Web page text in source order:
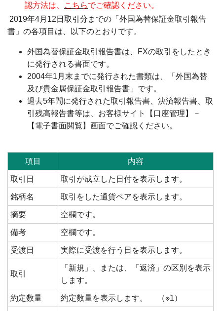
認方法は、
こちらでご確認ください。
2019年4月12日取引分までの「外国為替保証金取引報告
書」の各項目は、以下のとおりです。
外国為替保証金取引報告書は、FXの取引をしたとき
に発行される書面です。
2004年1月末までに発行された書類は、「外国為替
及び貴金属保証金取引報告書」です。
過去5年間に発行された取引報告書、決済報告書、取
引残高報告書等は、お客様サイト【口座管理】－
【電子書面閲覧】画面でご確認ください。
項目 内容
取引日 取引が成立した日付を表示します。
銘柄名 取引をした通貨ペアを表示します。
摘要 空欄です。
備考 空欄です。
受渡日 実際に受渡を行う日を表示します。
取引
「新規」、または、「返済」の区別を表示
します。
約定数量 約定数量を表示します。 （※1）